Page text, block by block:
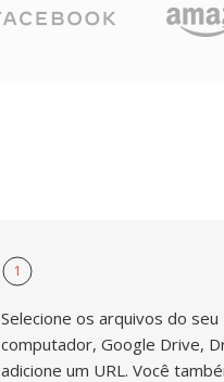
1
Selecione os arquivos do seu
computador, Google Drive,
adicione um URL. Você